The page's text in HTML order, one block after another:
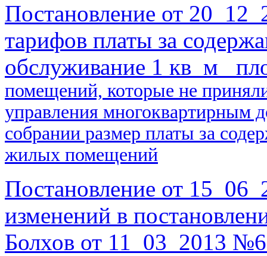
Постановление от
тарифов платы за
обслуживание 1 кв_м_
помещений, которые не
управления многоквартирным
собрании размер платы за
жилых помещений
Постановление от
изменений в
Болхов от 11_03_2013